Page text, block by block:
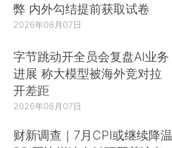
弊 内外勾结提前获取试卷
2026年08月07日
字节跳动开全员会复盘AI业务
进展 称大模型被海外竞对拉
开差距
2026年08月07日
财新调查｜7月CPI或继续降温